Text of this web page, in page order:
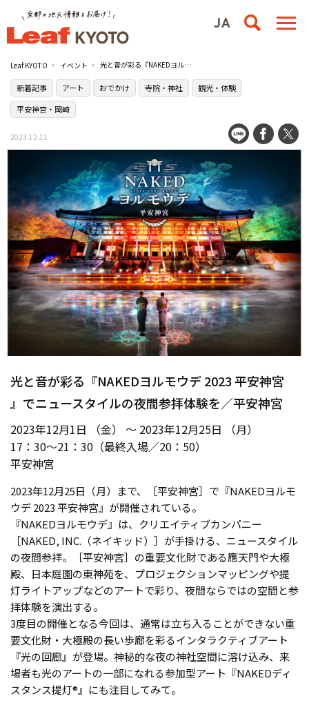
Leaf KYOTO イベント 光と音が彩る『NAKEDヨルモウデ 2023 平安神宮 』でニュースタイルの夜間参拝体験を／平安神宮
新着記事 アート おでかけ 寺院・神社
観光・体験
平安神宮・岡崎
2023.12.11
光と音が彩る『NAKEDヨルモウデ 2023 平安神宮
』でニュースタイルの夜間参拝体験を／平安神宮
2023年12月1日 （金） ～ 2023年12月25日 （月）
17：30〜21：30（最終入場／20：50）
平安神宮
2023年12月25日（月）まで、［平安神宮］で『NAKEDヨルモ
ウデ 2023 平安神宮』が開催されている。
『NAKEDヨルモウデ』は、クリエイティブカンパニー
［NAKED, INC.（ネイキッド）］が手掛ける、ニュースタイル
の夜間参拝。［平安神宮］の重要文化財である應天門や大極
殿、日本庭園の東神苑を、プロジェクションマッピングや提
灯ライトアップなどのアートで彩り、夜間ならではの空間と参
拝体験を演出する。
3度目の開催となる今回は、通常は立ち入ることができない重
要文化財・大極殿の長い歩廊を彩るインタラクティブアート
『光の回廊』が登場。神秘的な夜の神社空間に溶け込み、来
場者も光のアートの一部になれる参加型アート『NAKEDディ
スタンス提灯®︎』にも注目してみて。